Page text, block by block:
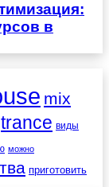
в
mix
trance виды
можно
приготовить